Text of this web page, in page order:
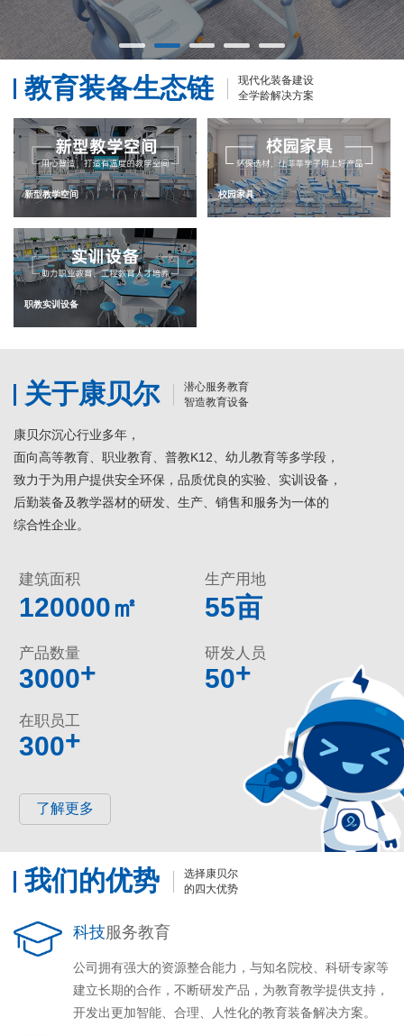
教育装备生态链
现代化装备建设
全学龄解决方案
新型教学空间 校园家具
职教实训设备
关于康贝尔
潜心服务教育
智造教育设备
康贝尔沉心行业多年，
面向高等教育、职业教育、普教K12、幼儿教育等多学段，
致力于为用户提供安全环保，品质优良的实验、实训设备，
后勤装备及教学器材的研发、生产、销售和服务为一体的
综合性企业。
建筑面积
120000㎡
生产用地
55亩
产品数量
3000+
研发人员
50+
在职员工
300+
了解更多
我们的优势
选择康贝尔
的四大优势
科技服务教育
公司拥有强大的资源整合能力，与知名院校、科研专家等
建立长期的合作，不断研发产品，为教育教学提供支持，
开发出更加智能、合理、人性化的教育装备解决方案。